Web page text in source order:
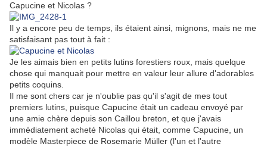
Capucine et Nicolas ?
Il y a encore peu de temps, ils étaient ainsi, mignons, mais ne me
satisfaisant pas tout à fait :
Je les aimais bien en petits lutins forestiers roux, mais quelque
chose qui manquait pour mettre en valeur leur allure d'adorables
petits coquins.
Il me sont chers car je n'oublie pas qu'il s'agit de mes tout
premiers lutins, puisque Capucine était un cadeau envoyé par
une amie chère depuis son Caillou breton, et que j'avais
immédiatement acheté Nicolas qui était, comme Capucine, un
modèle Masterpiece de Rosemarie Müller (l'un et l'autre